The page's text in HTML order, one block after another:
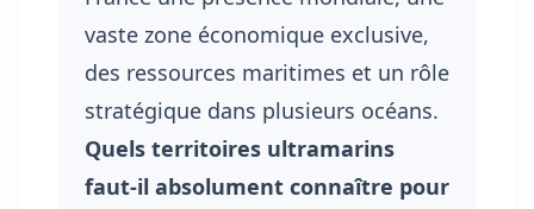
vaste zone économique exclusive,
des ressources maritimes et un rôle
stratégique dans plusieurs océans.
Quels territoires ultramarins
faut-il absolument connaître pour